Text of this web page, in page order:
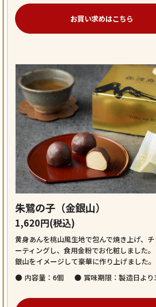
お買い求めはこちら
朱鷺の子（金銀山）
1,620円(税込)
黄身あんを桃山風生地で包んで焼き上げ、
ーティングし、食用金粉でお化粧しました
銀山をイメージして豪華に作り上げました。
内容量：6個
賞味期限：製造日より